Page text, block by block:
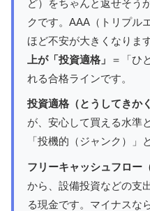
ど）をちゃんと返せそう
クです。AAA（トリプル
ほど不安が大きくなります
上が「投資適格」
＝「ひ
れる合格ラインです。
投資適格（とうしてきかく
が、安心して買える水準
「投機的（ジャンク）」
フリーキャッシュフロー
から、設備投資などの支
る現金です。マイナスな